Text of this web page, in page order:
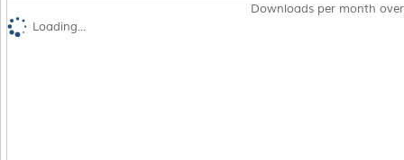
Downloads per month
Loading...